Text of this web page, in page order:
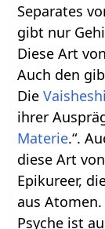
Separates
gibt nur
Diese Art
Auch den
Die
ihrer
Materie.“.
diese Art
Epikureer,
aus Atomen.
Psyche ist